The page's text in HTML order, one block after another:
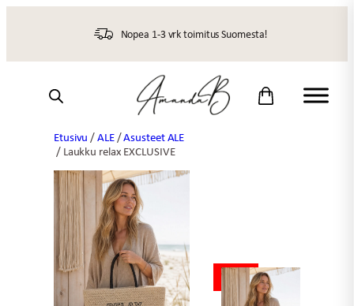
Nopea 1-3 vrk toimitus Suomesta!
Etusivu /ALE/Asusteet ALE
/ Laukku relax EXCLUSIVE
ALE